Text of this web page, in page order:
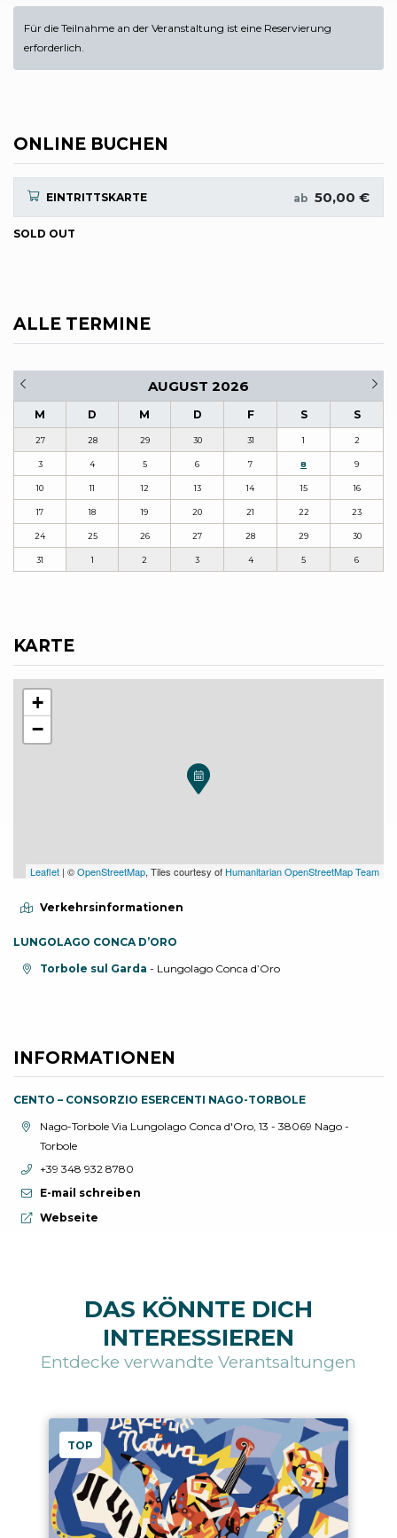
Für die Teilnahme an der Veranstaltung ist eine Reservierung
erforderlich.
ONLINE BUCHEN
EINTRITTSKARTE ab 50,00 €
SOLD OUT
ALLE TERMINE
AUGUST 2026
M D M D F S S
27 28 29 30 31 1 2
3 4 5 6 7 8 9
10 11 12 13 14 15 16
17 18 19 20 21 22 23
24 25 26 27 28 29 30
31 1 2 3 4 5 6
KARTE
+
−
Leaflet | ©OpenStreetMap, Tiles courtesy of Humanitarian OpenStreetMap Team
Verkehrsinformationen
LUNGOLAGO CONCA D’ORO
aria.location:
Torbole sul Garda - Lungolago Conca d’Oro
INFORMATIONEN
CENTO – CONSORZIO ESERCENTI NAGO-TORBOLE
aria.location:
Nago-Torbole Via Lungolago Conca d'Oro, 13 - 38069 Nago -
Torbole
aria.phone:
+39 348 932 8780
E-mail schreiben
aria.website:
Webseite
DAS KÖNNTE DICH
INTERESSIEREN
Entdecke verwandte Verantsaltungen
TOP